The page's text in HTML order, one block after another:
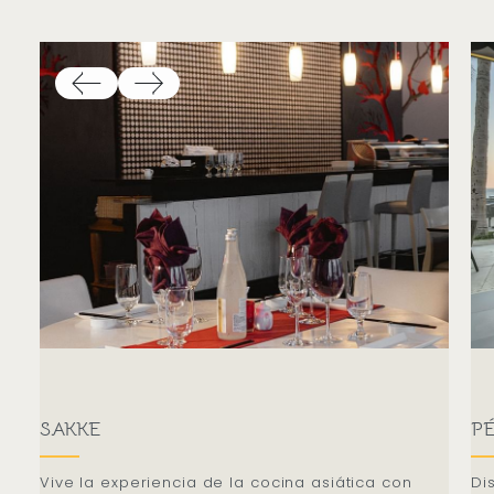
SAKKE
Vive la experiencia de la cocina asiática con